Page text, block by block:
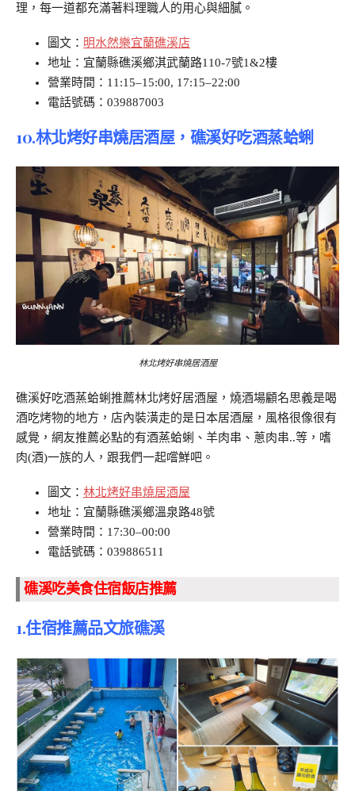
理，每一道都充滿著料理職人的用心與細膩。
圖文： 明水然樂宜蘭礁溪店
地址：宜蘭縣礁溪鄉淇武蘭路110-7號1&2樓
營業時間：11:15–15:00, 17:15–22:00
電話號碼：039887003
10.林北烤好串燒居酒屋，礁溪好吃酒蒸蛤蜊
林北烤好串燒居酒屋
礁溪好吃酒蒸蛤蜊推薦林北烤好居酒屋，燒酒場顧名思義是喝
酒吃烤物的地方，店內裝潢走的是日本居酒屋，風格很像很有
感覺，網友推薦必點的有酒蒸蛤蜊、羊肉串、蔥肉串..等，嗜
肉(酒)一族的人，跟我們一起嚐鮮吧。
圖文： 林北烤好串燒居酒屋
地址：宜蘭縣礁溪鄉溫泉路48號
營業時間：17:30–00:00
電話號碼：039886511
礁溪吃美食住宿飯店推薦
1.住宿推薦品文旅礁溪